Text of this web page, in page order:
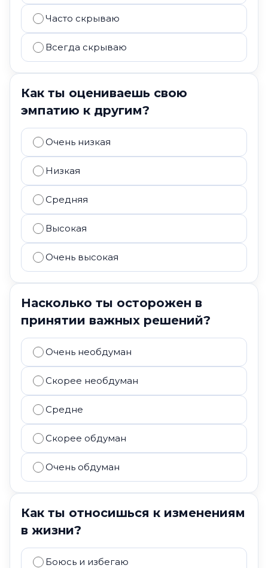
Часто скрываю
Всегда скрываю
Как ты оцениваешь свою
эмпатию к другим?
Очень низкая
Низкая
Средняя
Высокая
Очень высокая
Насколько ты осторожен в
принятии важных решений?
Очень необдуман
Скорее необдуман
Средне
Скорее обдуман
Очень обдуман
Как ты относишься к изменениям
в жизни?
Боюсь и избегаю